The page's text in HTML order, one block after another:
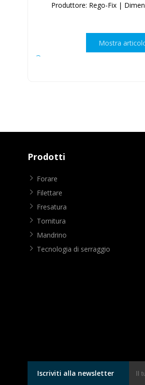
Produttore: Rego-Fix |
Mostra
Prodotti
Forare
Filettare
Fresatura
Tornitura
Mandrino
Tecnologia di serraggio
Iscriviti alla newsletter